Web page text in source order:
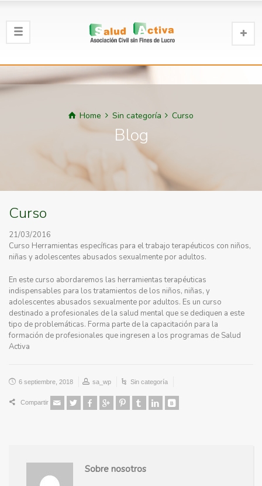
Home Sin categoría Curso
Blog
Curso
21/03/2016
Curso Herramientas específicas para el trabajo terapéuticos con niños,
niñas y adolescentes abusados sexualmente por adultos.
En este curso abordaremos las herramientas terapéuticas
indispensables para los tratamientos de los niños, niñas, y
adolescentes abusados sexualmente por adultos. Es un curso
destinado a profesionales de la salud mental que se dediquen a este
tipo de problemáticas. Forma parte de la capacitación para la
formación de profesionales que ingresen a los programas de Salud
Activa
6 septiembre, 2018 sa_wp Sin categoría
Compartir
Sobre nosotros